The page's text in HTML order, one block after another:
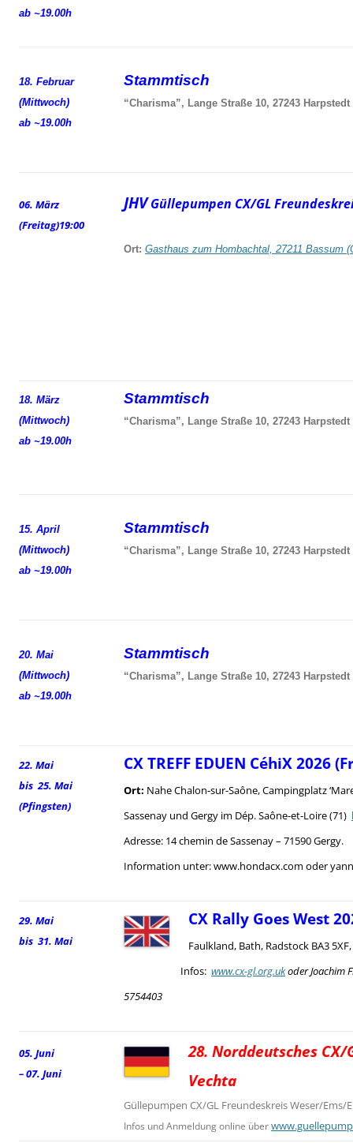
ab ~19.00h
18. Februar
(Mittwoch)
ab ~19.00h
Stammtisch
“Charisma”, Lange Straße 10, 27243 Harpstedt
06. März
(Freitag)19:00
JHV Güllepumpen CX/GL
Ort: Gasthaus zum Hombachtal, 27211 Bassum
18. März
(Mittwoch)
ab ~19.00h
Stammtisch
“Charisma”, Lange Straße 10, 27243 Harpstedt
15. April
(Mittwoch)
ab ~19.00h
Stammtisch
“Charisma”, Lange Straße 10, 27243 Harpstedt
20. Mai
(Mittwoch)
ab ~19.00h
Stammtisch
“Charisma”, Lange Straße 10, 27243 Harpstedt
22. Mai
bis 25. Mai
(Pfingsten)
CX TREFF EDUEN CéhiX 2026
Ort: Nahe Chalon-sur-Saône, Campingplatz
Sassenay und Gergy im Dép. Saône-et-Loire (71)
Adresse: 14 chemin de Sassenay – 71590 Gergy.
Information unter: www.hondacx.com oder
29. Mai
bis 31. Mai
CX Rally Goes West
Faulkland, Bath, Radstock BA3
Infos: www.cx-gl.org.ukoder Joachim
5754403
05. Juni
– 07. Juni
28. Norddeutsches CX/
Vechta
Güllepumpen CX/GL Freundeskreis Weser/Ems/
Infos und Anmeldung online über